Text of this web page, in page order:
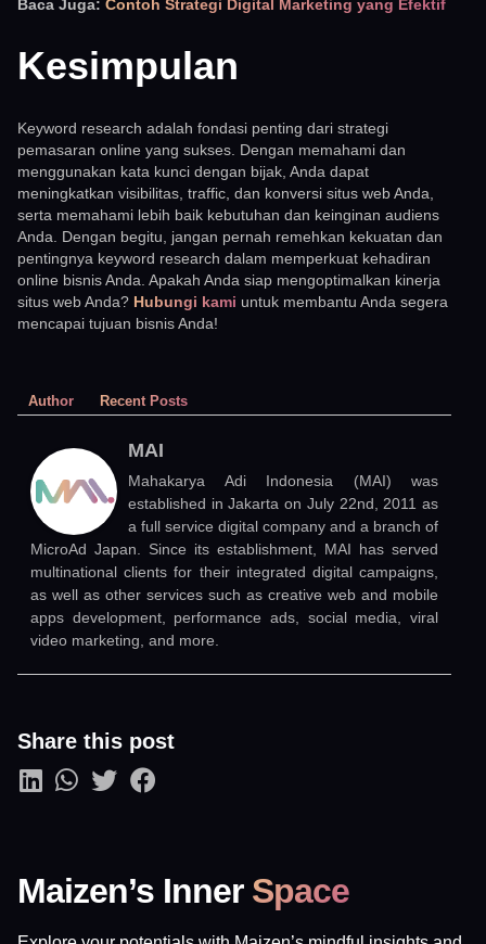
Baca Juga: Contoh Strategi Digital Marketing yang Efektif
Kesimpulan
Keyword research adalah fondasi penting dari strategi
pemasaran online yang sukses. Dengan memahami dan
menggunakan kata kunci dengan bijak, Anda dapat
meningkatkan visibilitas, traffic, dan konversi situs web Anda,
serta memahami lebih baik kebutuhan dan keinginan audiens
Anda. Dengan begitu, jangan pernah remehkan kekuatan dan
pentingnya keyword research dalam memperkuat kehadiran
online bisnis Anda. Apakah Anda siap mengoptimalkan kinerja
situs web Anda? Hubungi kami untuk membantu Anda segera
mencapai tujuan bisnis Anda!
Author Recent Posts
MAI
Mahakarya Adi Indonesia (MAI) was
established in Jakarta on July 22nd, 2011 as
a full service digital company and a branch of
MicroAd Japan. Since its establishment, MAI has served
multinational clients for their integrated digital campaigns,
as well as other services such as creative web and mobile
apps development, performance ads, social media, viral
video marketing, and more.
Share this post
Maizen’s Inner Space